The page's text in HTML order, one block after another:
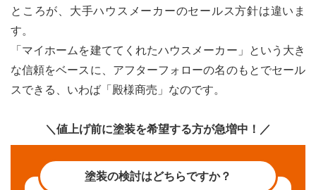
スメ
ーカ
工事
価格
が高
い理
由
3.1
step1
者：大
ところが、大手ハウスメーカーのセールス方針は違いま
す。
「マイホームを建ててくれたハウスメーカー」という大き
な信頼をベースに、アフターフォローの名のもとでセール
スできる、いわば「殿様商売」なのです。
＼値上げ前に塗装を希望する方が急増中！／
塗装の検討はどちらですか？